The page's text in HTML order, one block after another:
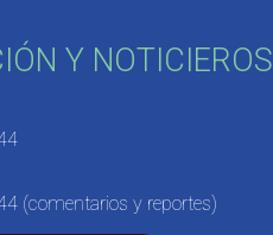
Y NOTICIEROS
(comentarios y reportes)